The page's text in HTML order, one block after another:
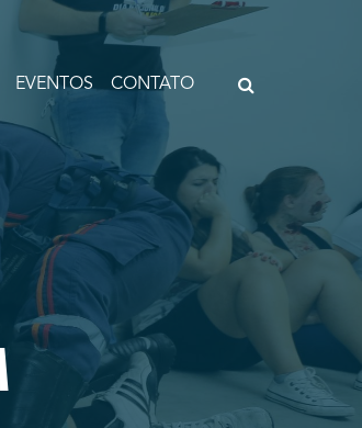
EVENTOS CONTATO